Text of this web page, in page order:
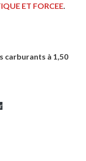
ET FORCEE
carburants à 1,50